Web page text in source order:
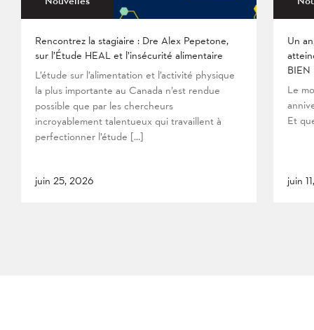
Rencontrez la stagiaire : Dre Alex Pepetone,
sur l’Étude HEAL et l’insécurité alimentaire
L’étude sur l’alimentation et l’activité physique
la plus importante au Canada n’est rendue
possible que par les chercheurs
incroyablement talentueux qui travaillent à
perfectionner l’étude […]
juin 25, 2026
Un
BIEN
Le
Et
juin